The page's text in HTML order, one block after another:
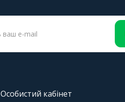
Особистий кабінет